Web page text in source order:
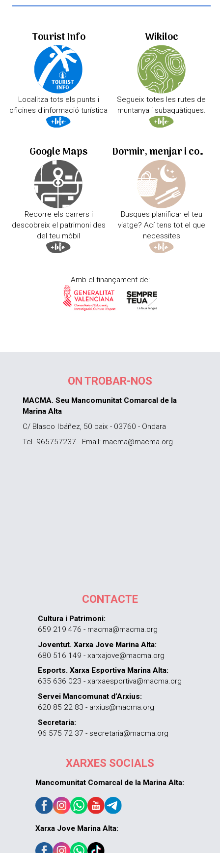
Tourist Info
Localitza tots els punts i
oficines d'informació turística
Wikiloc
Segueix totes les rutes de
muntanya i subaquàtiques.
Google Maps
Recorre els carrers i
descobreix el patrimoni des
del teu mòbil
Dormir, menjar i comprar
Busques planificar el teu
viatge? Ací tens tot el que
necessites
Amb el finançament de:
ON TROBAR-NOS
MACMA. Seu Mancomunitat Comarcal de la
Marina Alta
C/ Blasco Ibáñez, 50 baix - 03760 - Ondara
Tel. 965757237 - Email: macma@macma.org
CONTACTE
Cultura i Patrimoni:
659 219 476 - macma@macma.org
Joventut. Xarxa Jove Marina Alta:
680 516 149 - xarxajove@macma.org
Esports. Xarxa Esportiva Marina Alta:
635 636 023 - xarxaesportiva@macma.org
Servei Mancomunat d’Arxius:
620 85 22 83 - arxius@macma.org
Secretaria:
96 575 72 37 - secretaria@macma.org
XARXES SOCIALS
Mancomunitat Comarcal de la Marina Alta:
Xarxa Jove Marina Alta: